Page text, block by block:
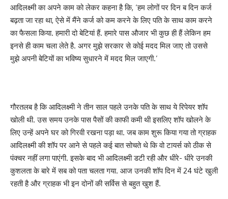
आदिलक्ष्मी का अपने काम को लेकर कहना है कि, ‘हम लोगों पर दिन ब दिन कर्ज
बढ़ता जा रहा था, ऐसे में मैंने कर्ज को कम करने के लिए पति के साथ काम करने
का फैसला किया. हमारी दो बेटियां हैं. हमारे पास औजार भी कुछ ही हैं लेकिन हम
इनसे ही काम चला लेते है. अगर मुझे सरकार से कोई मदद मिल जाए तो उससे
मुझे अपनी बेटियों का भविष्य सुधारने में मदद मिल जाएगी.’
गौरतलब है कि आदिलक्ष्मी ने तीन साल पहले उनके पति के साथ ये रिपेयर शॉप
खोली थी. उस समय उनके पास पैसों की काफी कमी थी इसलिए शॉप खोलने के
लिए उन्हें अपने घर को गिरवी रखना पड़ा था. जब काम शुरू किया गया तो ग्राहक
आदिलक्ष्मी की शॉप पर आने से पहले कई बात सोचते थे कि वो टायर्स को ठीक से
पंक्चर नहीं लगा पाएंगी. इसके बाद भी आदिलक्ष्मी डटी रही और धीरे- धीरे उनकी
कुशलता के बारे में सब को पता चलता गया. आज उनकी शॉप दिन में 24 घंटे खुली
रहती है और ग्राहक भी इन दोनों की सर्विस से बहुत खुश हैं.